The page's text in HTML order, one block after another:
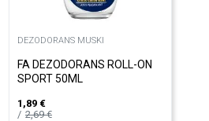
DEZODORANS MUSKI
FA DEZODORANS ROLL-ON
SPORT 50ML
1,89 €
2,69€